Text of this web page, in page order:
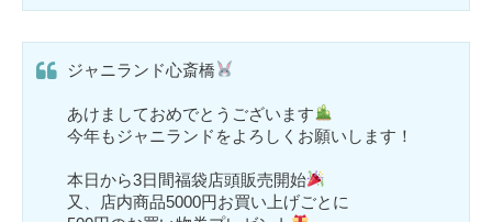
ジャニランド心斎橋
あけましておめでとうございます
今年もジャニランドをよろしくお願いします！
本日から3日間福袋店頭販売開始
又、店内商品5000円お買い上げごとに